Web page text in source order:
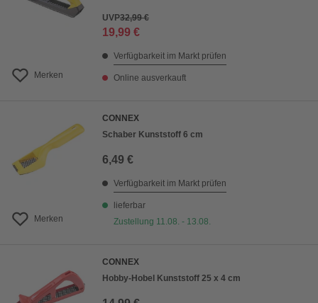
Merken
UVP32,99 €
19,99 €
Verfügbarkeit im Markt prüfen
Online ausverkauft
Merken
CONNEX
Schaber Kunststoff 6 cm
6,49 €
Verfügbarkeit im Markt prüfen
lieferbar
Zustellung 11.08. - 13.08.
CONNEX
Hobby-Hobel Kunststoff 25 x 4 cm